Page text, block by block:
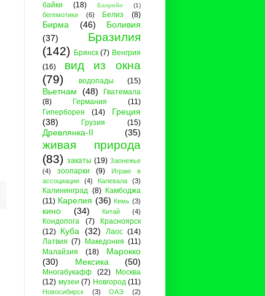
байки (18) Бахрейн (1)
бегемотики (6) Белиз (8)
Бирма (46)
Боливия
(37)
Бразилия
(142) Брянск (7) Венгрия
(16)
вид из окна
(79)
водопады (15)
Вьетнам (48)
Гватемала
(8)
Германия
(11)
Гиперборея
(14)
Греция
(38)
Грузия (15)
Древлянка-II (35)
живая природа
(83) закаты (19) Заонежье
(4)
зоопарки (9)
Играю в
ассоциации
(4) Калевала (3)
Калининград (8)
Камбоджа
(11) Карелия (36) Кемь (3)
кино (34) Китай (4)
Кондопога (7)
Красноярск
(12) Куба (32) Лаос (14)
Латвия (7) Македония (11)
Малайзия
(18)
Марокко
(30)
Мексика (50)
Многабукафф (22)
Москва
(12) музеи (7) Новгород (11)
Новосибирск (3) ОАЭ (2)